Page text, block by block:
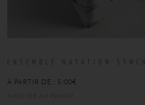
À PARTIR DE : 5,00€
AJOUTER AU PANIER